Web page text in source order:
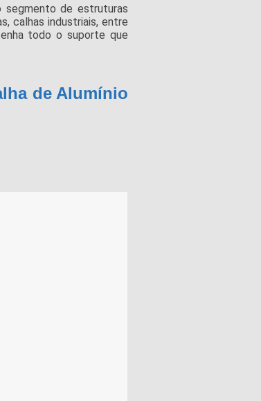
de estruturas
calhas industriais, entre
todo o suporte que
de Alumínio